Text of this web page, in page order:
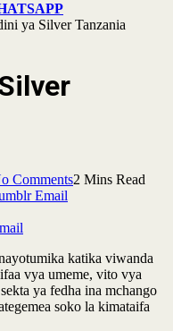
ya Silver Tanzania
Comments2 Mins Read
Email
katika viwanda
vya umeme, vito vya
ya fedha ina mchango
soko la kimataifa